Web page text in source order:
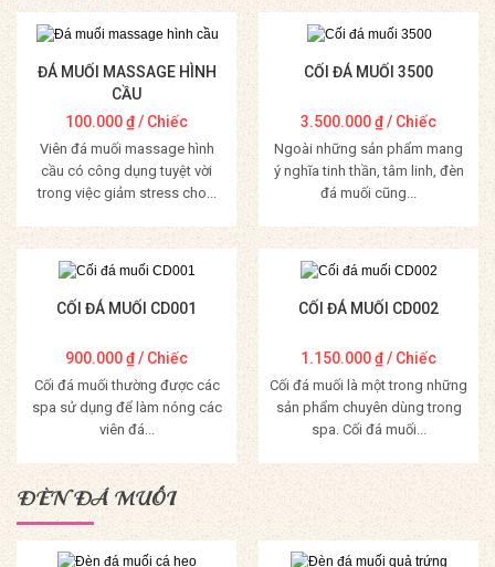
ĐÁ MUỐI MASSAGE HÌNH
CẦU
100.000₫/ Chiếc
Viên đá muối massage hình
cầu có công dụng tuyệt vời
trong việc giảm stress cho...
Mua Hàng
CỐI ĐÁ MUỐI 3500
3.500.000₫/ Chiếc
Ngoài những sản phẩm mang
ý nghĩa tinh thần, tâm linh, đèn
đá muối cũng...
Mua Hàng
CỐI ĐÁ MUỐI CD001
900.000₫/ Chiếc
Cối đá muối thường được các
spa sử dụng để làm nóng các
viên đá...
Mua Hàng
CỐI ĐÁ MUỐI CD002
1.150.000₫/ Chiếc
Cối đá muối là một trong những
sản phẩm chuyên dùng trong
spa. Cối đá muối...
Mua Hàng
ĐÈN ĐÁ MUỐI